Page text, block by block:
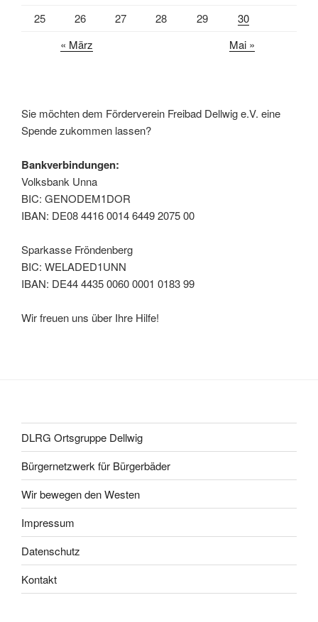
25
26 27 28 29
30
« März
Mai »
Sie möchten dem Förderverein Freibad Dellwig e.V. eine
Spende zukommen lassen?
Bankverbindungen:
Volksbank Unna
BIC: GENODEM1DOR
IBAN: DE08 4416 0014 6449 2075 00
Sparkasse Fröndenberg
BIC: WELADED1UNN
IBAN: DE44 4435 0060 0001 0183 99
Wir freuen uns über Ihre Hilfe!
DLRG Ortsgruppe Dellwig
Bürgernetzwerk für Bürgerbäder
Wir bewegen den Westen
Impressum
Datenschutz
Kontakt